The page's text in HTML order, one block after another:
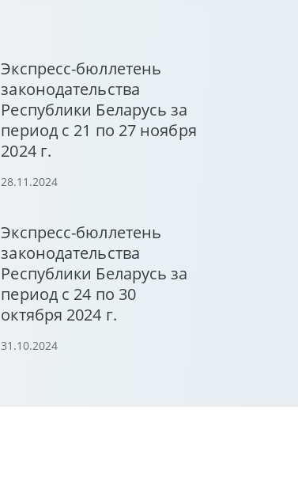
Экспресс-бюллетень
законодательства
Республики Беларусь за
период с 21 по 27 ноября
2024 г.
28.11.2024
Экспресс-бюллетень
законодательства
Республики Беларусь за
период с 24 по 30
октября 2024 г.
31.10.2024